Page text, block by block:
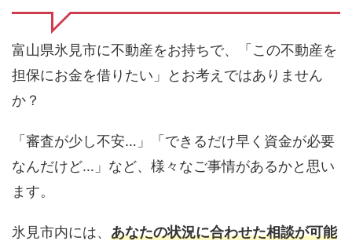
富山県氷見市に不動産をお持ちで、「この不動産を
担保にお金を借りたい」とお考えではありません
か？
「審査が少し不安…」「できるだけ早く資金が必要
なんだけど…」など、様々なご事情があるかと思い
ます。
氷見市内には、 あなたの状況に合わせた相談が可能